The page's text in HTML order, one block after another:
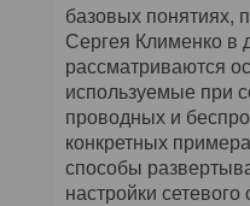
базовых понятиях,
Сергея Клименко в
рассматриваются
используемые при
проводных и
конкретных
способы
настройки